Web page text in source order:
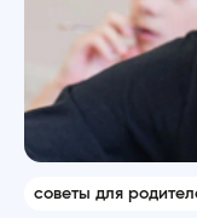
советы для